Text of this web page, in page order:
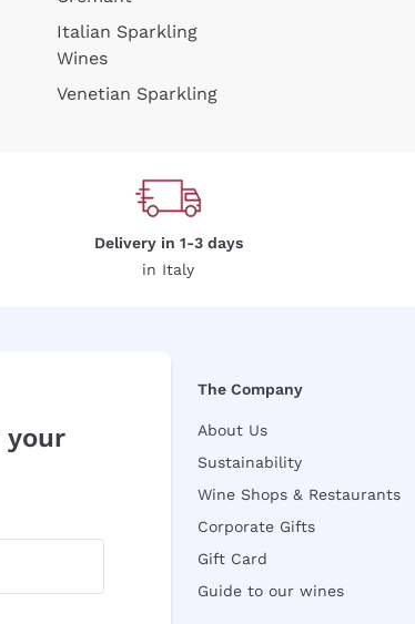
Italian Sparkling
Wines
Venetian Sparkling
Delivery in 1-3 days
in Italy
your
The Company
About Us
Sustainability
Wine Shops & Restaurants
Corporate Gifts
Gift Card
Guide to our wines